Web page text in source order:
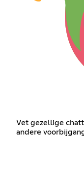
Vet gezellige
andere